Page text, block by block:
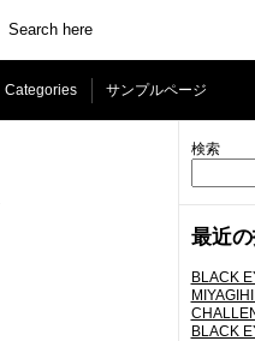
Categories サンプルページ
検索
最近
BLACK
BLACK